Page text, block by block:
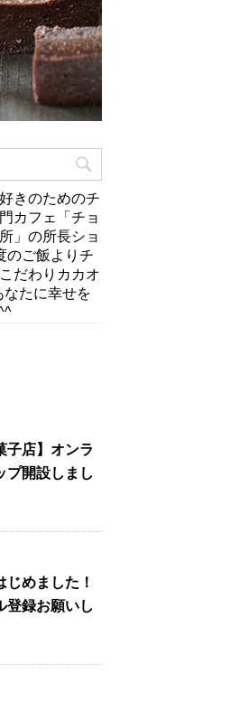
きのためのチ
カフェ「チョ
」の所長ショ
のご飯よりチ
だわりカカオ
たに幸せを
子店】オンラ
プ開設しまし
めました！
登録お願いし